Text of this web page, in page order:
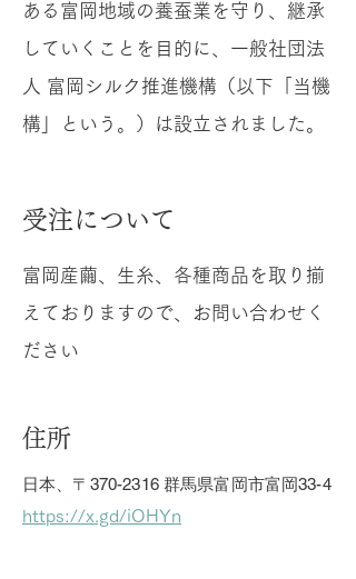
ある富岡地域の養蚕業を守り、継承
していくことを目的に、一般社団法
人 富岡シルク推進機構（以下「当機
構」という。）は設立されました。
​受注について
富岡産繭、生糸、各種商品を取り揃
えておりますので、お問い合わせく
ださい
住所
日本、〒370-2316 群馬県富岡市富岡33-4
https://x.gd/iOHYn